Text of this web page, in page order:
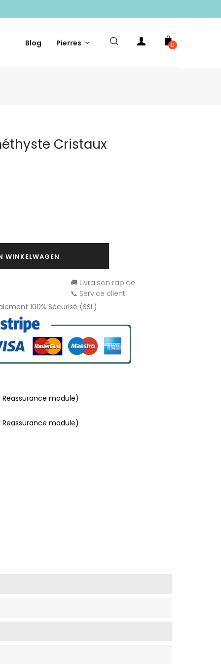
Blog Pierres 0
Cristaux
WINKELWAGEN
🚚 Livraison rapide
📞 Service client
100% Sécurisé (SSL)
module)
module)